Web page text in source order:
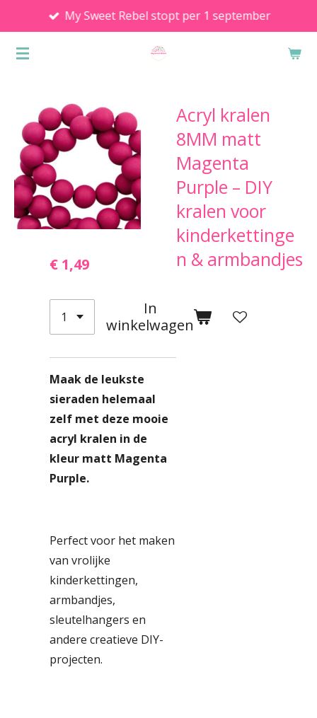
direct
naar
My Sweet Rebel stopt per 1 september
Acryl kralen
8MM matt
Magenta
Purple – DIY
kralen voor
kinderkettinge
n & armbandjes
€ 1,49
In
winkelwagen
Maak de leukste
sieraden helemaal
zelf met deze mooie
acryl kralen in de
kleur matt Magenta
Purple.
Perfect voor het maken
van vrolijke
kinderkettingen,
armbandjes,
sleutelhangers en
andere creatieve DIY-
projecten.